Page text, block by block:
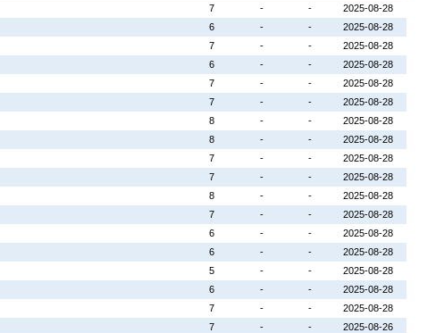
7 - -
2025-08-28
6 - -
2025-08-28
7 - -
2025-08-28
6 - -
2025-08-28
7 - -
2025-08-28
7 - -
2025-08-28
8 - -
2025-08-28
8 - -
2025-08-28
7 - -
2025-08-28
7 - -
2025-08-28
8 - -
2025-08-28
7 - -
2025-08-28
6 - -
2025-08-28
6 - -
2025-08-28
5 - -
2025-08-28
6 - -
2025-08-28
7 - -
2025-08-28
7 - -
2025-08-26